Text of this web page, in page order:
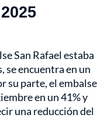
San Rafael estaba
se encuentra en un
su parte, el embalse
en un 41% y
una reducción del